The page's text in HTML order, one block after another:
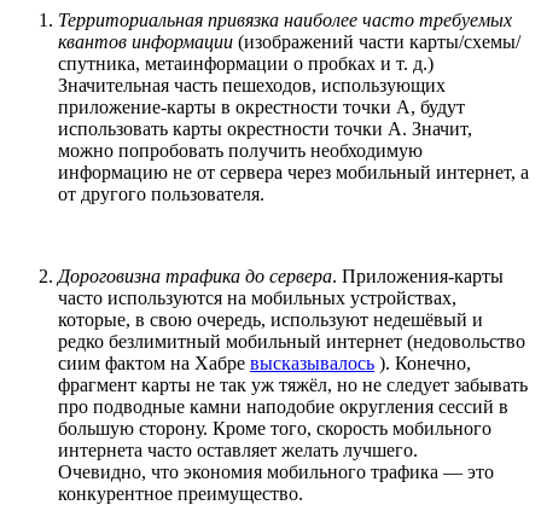
Территориальная привязка наиболее часто требуемых
квантов информации (изображений части карты/схемы/
спутника, метаинформации о пробках и т. д.)
Значительная часть пешеходов, использующих
приложение-карты в окрестности точки А, будут
использовать карты окрестности точки А. Значит,
можно попробовать получить необходимую
информацию не от сервера через мобильный интернет, а
от другого пользователя.
Дороговизна трафика до сервера. Приложения-карты
часто используются на мобильных устройствах,
которые, в свою очередь, используют недешёвый и
редко безлимитный мобильный интернет (недовольство
сиим фактом на Хабре высказывалось ). Конечно,
фрагмент карты не так уж тяжёл, но не следует забывать
про подводные камни наподобие округления сессий в
большую сторону. Кроме того, скорость мобильного
интернета часто оставляет желать лучшего.
Очевидно, что экономия мобильного трафика — это
конкурентное преимущество.